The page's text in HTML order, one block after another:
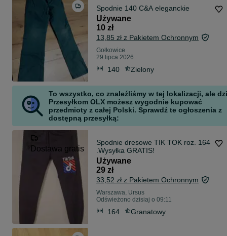
Spodnie 140 C&A eleganckie
Używane
10 zł
13,85 zł z Pakietem Ochronnym
Gołkowice
29 lipca 2026
140 Zielony
To wszystko, co znaleźliśmy w tej lokalizacji, ale
Przesyłkom OLX możesz wygodnie kupować
przedmioty z całej Polski. Sprawdź te ogłoszenia z
dostępną przesyłką:
Dostawa gratis
Spodnie dresowe TIK TOK roz. 164
.Wysyłka GRATIS!
Używane
29 zł
33,52 zł z Pakietem Ochronnym
Warszawa, Ursus
Odświeżono dzisiaj o 09:11
164 Granatowy